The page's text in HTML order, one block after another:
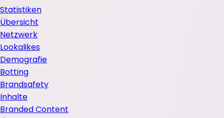
Statistiken
Übersicht
Netzwerk
Lookalikes
Demografie
Botting
Brandsafety
Inhalte
Branded Content